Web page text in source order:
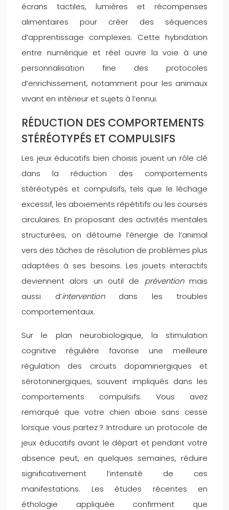
écrans tactiles, lumières et récompenses
alimentaires pour créer des séquences
d’apprentissage complexes. Cette hybridation
entre numérique et réel ouvre la voie à une
personnalisation fine des protocoles
d’enrichissement, notamment pour les animaux
vivant en intérieur et sujets à l’ennui.
RÉDUCTION DES COMPORTEMENTS
STÉRÉOTYPÉS ET COMPULSIFS
Les jeux éducatifs bien choisis jouent un rôle clé
dans la réduction des comportements
stéréotypés et compulsifs, tels que le léchage
excessif, les aboiements répétitifs ou les courses
circulaires. En proposant des activités mentales
structurées, on détourne l’énergie de l’animal
vers des tâches de résolution de problèmes plus
adaptées à ses besoins. Les jouets interactifs
deviennent alors un outil de préventionmais
aussi d’interventiondans les troubles
comportementaux.
Sur le plan neurobiologique, la stimulation
cognitive régulière favorise une meilleure
régulation des circuits dopaminergiques et
sérotoninergiques, souvent impliqués dans les
comportements compulsifs. Vous avez
remarqué que votre chien aboie sans cesse
lorsque vous partez ? Introduire un protocole de
jeux éducatifs avant le départ et pendant votre
absence peut, en quelques semaines, réduire
significativement l’intensité de ces
manifestations. Les études récentes en
éthologie appliquée confirment que